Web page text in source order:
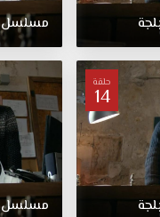
مسلسل
حلقة
14
مسلسل